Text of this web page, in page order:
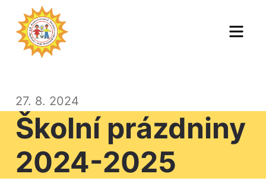
content
Menu
27. 8. 2024
Školní prázdniny
2024-2025